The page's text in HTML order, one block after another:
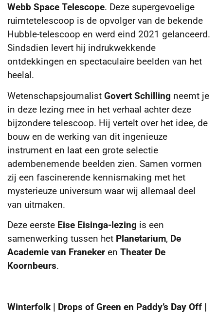
Webb Space Telescope. Deze supergevoelige
ruimtetelescoop is de opvolger van de bekende
Hubble-telescoop en werd eind 2021 gelanceerd.
Sindsdien levert hij indrukwekkende
ontdekkingen en spectaculaire beelden van het
heelal.
Wetenschapsjournalist Govert Schilling neemt je
in deze lezing mee in het verhaal achter deze
bijzondere telescoop. Hij vertelt over het idee, de
bouw en de werking van dit ingenieuze
instrument en laat een grote selectie
adembenemende beelden zien. Samen vormen
zij een fascinerende kennismaking met het
mysterieuze universum waar wij allemaal deel
van uitmaken.
Deze eerste Eise Eisinga-lezing is een
samenwerking tussen het Planetarium, De
Academie van Franeker en Theater De
Koornbeurs.
Winterfolk | Drops of Green en Paddy’s Day Off |